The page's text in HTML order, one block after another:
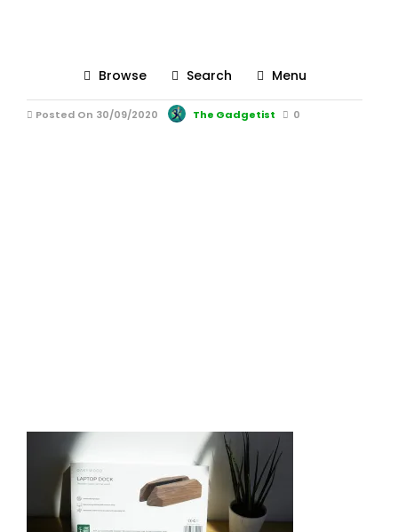
Browse Search Menu
oakywood
Posted On 30/09/2020 The Gadgetist 0